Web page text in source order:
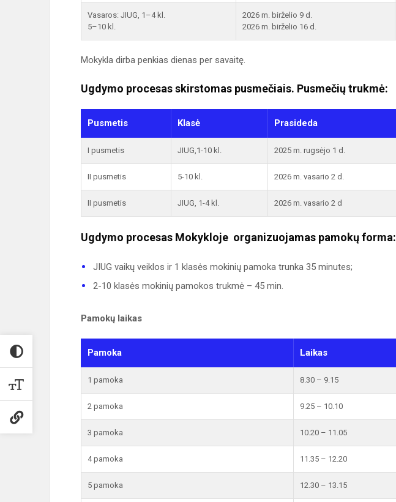
Vasaros: JIUG, 1–4 kl.
5–10 kl.
2026 m. birželio 9 d.
2026 m. birželio 16 d.
Mokykla dirba penkias dienas per savaitę.
Ugdymo procesas skirstomas pusmečiais. Pusmečių trukmė:
Pusmetis Klasė Prasideda
I pusmetis JIUG,1-10 kl. 2025 m. rugsėjo 1 d.
II pusmetis 5-10 kl. 2026 m. vasario 2 d.
II pusmetis JIUG, 1-4 kl. 2026 m. vasario 2 d
Ugdymo procesas Mokykloje organizuojamas pamokų forma:
JIUG vaikų veiklos ir 1 klasės mokinių pamoka trunka 35 minutes;
2-10 klasės mokinių pamokos trukmė – 45 min.
Pamokų laikas
Pamoka Laikas
1 pamoka 8.30 – 9.15
2 pamoka 9.25 – 10.10
3 pamoka 10.20 – 11.05
4 pamoka 11.35 – 12.20
5 pamoka 12.30 – 13.15